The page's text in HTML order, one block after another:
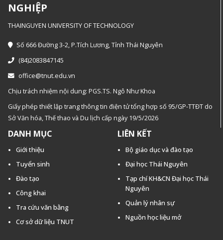
NGHIỆP
THAINGUYEN UNIVERSITY OF TECHNOLOGY
Số 666 Đường 3-2, P.Tích Lương, Tỉnh Thái Nguyên
(84)2083847145
office@tnut.edu.vn
Chịu trách nhiệm nội dung: PGS.TS. Ngô Như Khoa
Giấy phép thiết lập trang thông tin điện tử tổng hợp số 95/GP-TTĐT do
Sở Văn hóa, Thế thao và Du lịch cấp ngày 19/5/2026
DANH MỤC
Giới thiệu
Tuyển sinh
Đào tạo
Công khai
Tra cứu văn bằng
Cơ sở dữ liệu TNUT
LIÊN KẾT
Bộ giáo dục và đào tạo
Đại học Thái Nguyên
Tạp chí KH&CN Đại học Thái
Nguyên
Quản lý nhân sự
Nguồn học liệu mở